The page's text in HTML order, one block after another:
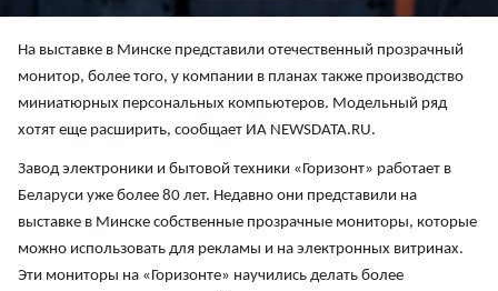
На выставке в Минске представили отечественный прозрачный
монитор, более того, у компании в планах также производство
миниатюрных персональных компьютеров. Модельный ряд
хотят еще расширить, сообщает ИА NEWSDATA.RU.
Завод электроники и бытовой техники «Горизонт» работает в
Беларуси уже более 80 лет. Недавно они представили на
выставке в Минске собственные прозрачные мониторы, которые
можно использовать для рекламы и на электронных витринах.
Эти мониторы на «Горизонте» научились делать более